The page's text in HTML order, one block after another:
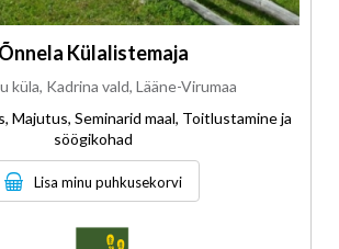
Õnnela Külalistemaja
küla, Kadrina vald, Lääne-Virumaa
Majutus, Seminarid maal, Toitlustamine ja
söögikohad
Lisa minu puhkusekorvi